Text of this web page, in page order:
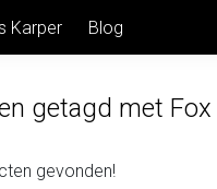
Karper Blog
getagd met
gevonden!